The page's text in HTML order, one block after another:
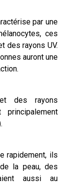
par une
ces
des rayons UV.
auront une
des rayons
rapidement, ils
la peau, des
aussi au